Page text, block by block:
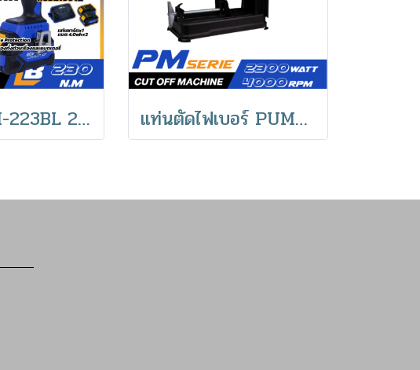
PUMA PM-223BL 20V ไขควงกระแทกไร้สาย ไร้แปรงถ่าน230N.m แท่นตัดไฟเบอร์ PUMA PM-1421C 355mm 2300W